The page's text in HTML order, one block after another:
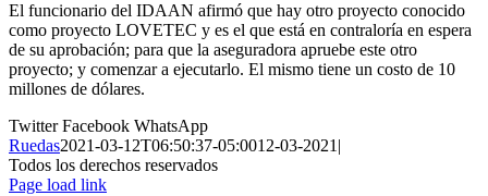
El funcionario del IDAAN afirmó que hay otro proyecto conocido
como proyecto LOVETEC y es el que está en contraloría en espera
de su aprobación; para que la aseguradora apruebe este otro
proyecto; y comenzar a ejecutarlo. El mismo tiene un costo de 10
millones de dólares.
TwitterFacebook WhatsApp
Ruedas2021-03-12T06:50:37-05:0012-03-2021|
Todos los derechos reservados
Page load link